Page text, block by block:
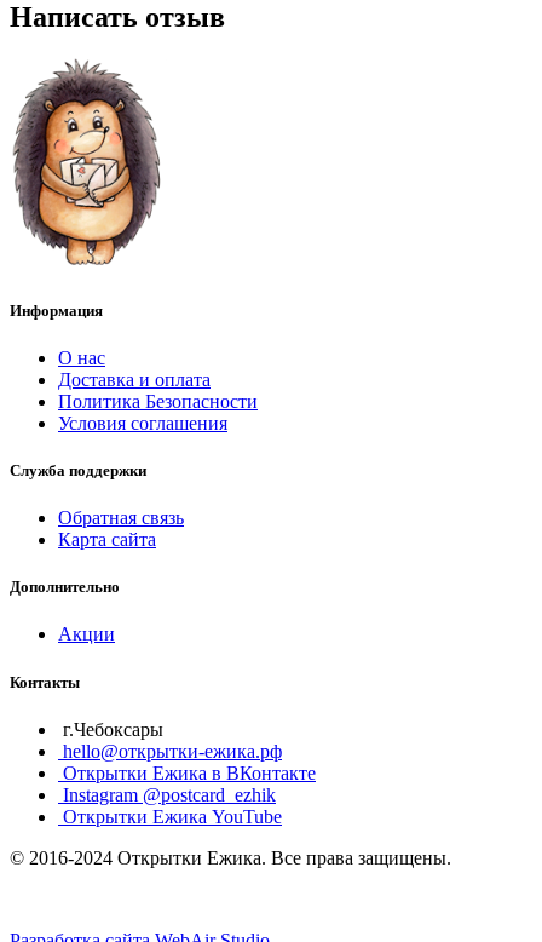
Написать отзыв
Информация
О нас
Доставка и оплата
Политика Безопасности
Условия соглашения
Служба поддержки
Обратная связь
Карта сайта
Дополнительно
Акции
Контакты
г.Чебоксары
hello@открытки-ежика.рф
Открытки Ежика в ВКонтакте
Instagram @postcard_ezhik
Открытки Ежика YouTube
© 2016-2024 Открытки Ежика. Все права защищены.